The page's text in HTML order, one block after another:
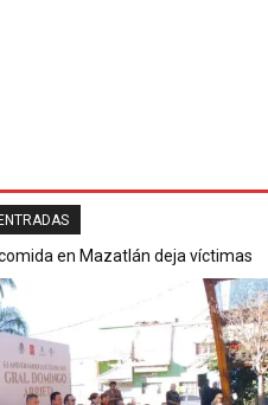
en Mazatlán deja víctimas
heridos.
reporta saldo blanco en
Fin 2025.